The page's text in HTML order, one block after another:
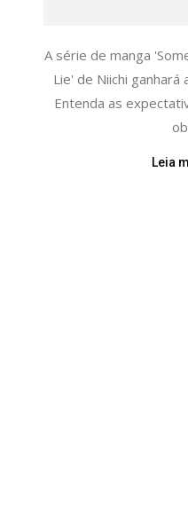
A série de manga
Lie' de Niichi ganhará
Entenda as
Leia